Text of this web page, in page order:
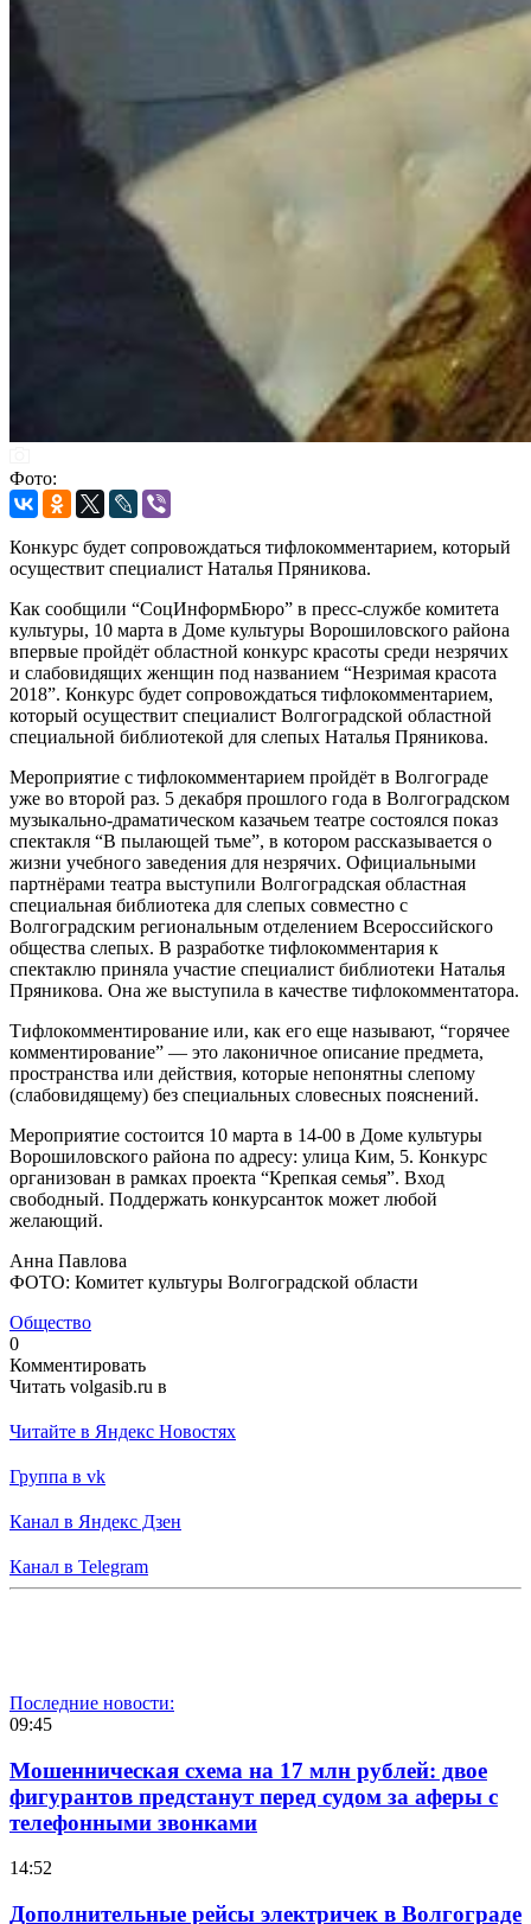
Фото:
Конкурс будет сопровождаться тифлокомментарием, который
осуществит специалист Наталья Пряникова.
Как сообщили “СоцИнформБюро” в пресс-службе комитета
культуры, 10 марта в Доме культуры Ворошиловского района
впервые пройдёт областной конкурс красоты среди незрячих
и слабовидящих женщин под названием “Незримая красота
2018”. Конкурс будет сопровождаться тифлокомментарием,
который осуществит специалист Волгоградской областной
специальной библиотекой для слепых Наталья Пряникова.
Мероприятие с тифлокомментарием пройдёт в Волгограде
уже во второй раз. 5 декабря прошлого года в Волгоградском
музыкально-драматическом казачьем театре состоялся показ
спектакля “В пылающей тьме”, в котором рассказывается о
жизни учебного заведения для незрячих. Официальными
партнёрами театра выступили Волгоградская областная
специальная библиотека для слепых совместно с
Волгоградским региональным отделением Всероссийского
общества слепых. В разработке тифлокомментария к
спектаклю приняла участие специалист библиотеки Наталья
Пряникова. Она же выступила в качестве тифлокомментатора.
Тифлокомментирование или, как его еще называют, “горячее
комментирование” — это лаконичное описание предмета,
пространства или действия, которые непонятны слепому
(слабовидящему) без специальных словесных пояснений.
Мероприятие состоится 10 марта в 14-00 в Доме культуры
Ворошиловского района по адресу: улица Ким, 5. Конкурс
организован в рамках проекта “Крепкая семья”. Вход
свободный. Поддержать конкурсанток может любой
желающий.
Анна Павлова
ФОТО: Комитет культуры Волгоградской области
Общество
0
Комментировать
Читать volgasib.ru в
Читайте в Яндекс Новостях
Группа в vk
Канал в Яндекс Дзен
Канал в Telegram
Последние новости:
09:45
Мошенническая схема на 17 млн рублей: двое
фигурантов предстанут перед судом за аферы с
телефонными звонками
14:52
Дополнительные рейсы электричек в Волгограде